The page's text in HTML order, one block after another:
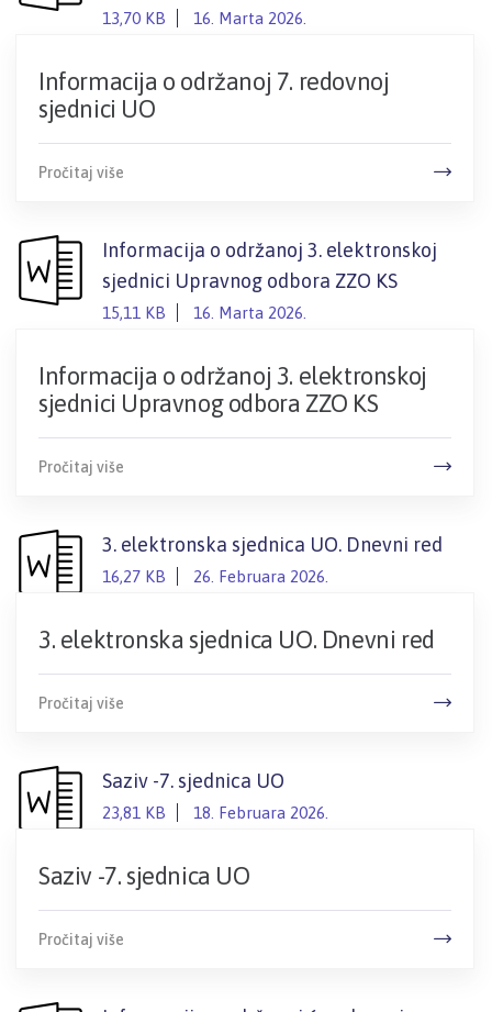
13,70 KB 16. Marta 2026.
Informacija o održanoj 7. redovnoj
sjednici UO
Pročitaj više
Informacija o održanoj 3. elektronskoj
sjednici Upravnog odbora ZZO KS
15,11 KB 16. Marta 2026.
Informacija o održanoj 3. elektronskoj
sjednici Upravnog odbora ZZO KS
Pročitaj više
3. elektronska sjednica UO. Dnevni red
16,27 KB 26. Februara 2026.
3. elektronska sjednica UO. Dnevni red
Pročitaj više
Saziv -7. sjednica UO
23,81 KB 18. Februara 2026.
Saziv -7. sjednica UO
Pročitaj više